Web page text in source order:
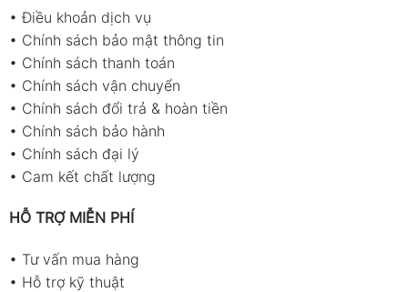
•Điều khoản dịch vụ
• Chính sách bảo mật thông tin
• Chính sách thanh toán
• Chính sách vận chuyển
• Chính sách đổi trả & hoàn tiền
• Chính sách bảo hành
• Chính sách đại lý
• Cam kết chất lượng
HỖ TRỢ MIỄN PHÍ
• Tư vấn mua hàng
• Hỗ trợ kỹ thuật